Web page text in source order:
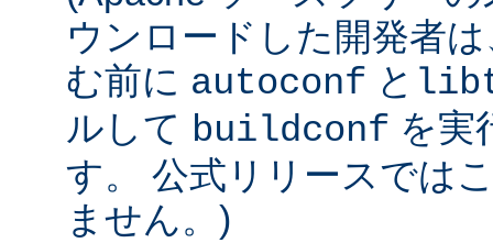
ウンロードした開発者
む前に autoconf と
ルして buildconf を実
す。 公式リリースでは
ません。)